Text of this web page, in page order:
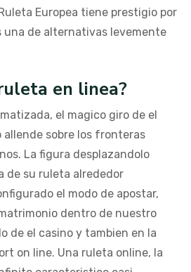
Europea tiene prestigio por
una de alternativas levemente
en linea?
el magico giro de el
sobre los fronteras
La figura desplazandolo
de su ruleta alrededor
el modo de apostar,
dentro de nuestro
de el casino y tambien en la
on line. Una ruleta online, la